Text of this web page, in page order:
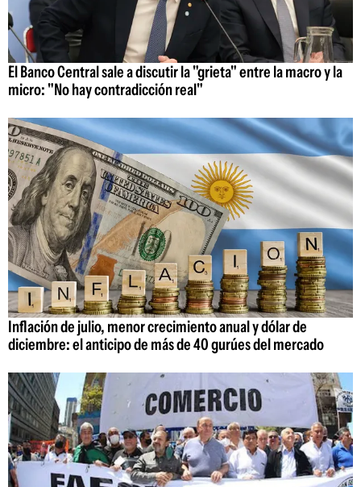
El Banco Central sale a discutir la "grieta" entre la macro y la
micro: "No hay contradicción real"
Inflación de julio, menor crecimiento anual y dólar de
diciembre: el anticipo de más de 40 gurúes del mercado